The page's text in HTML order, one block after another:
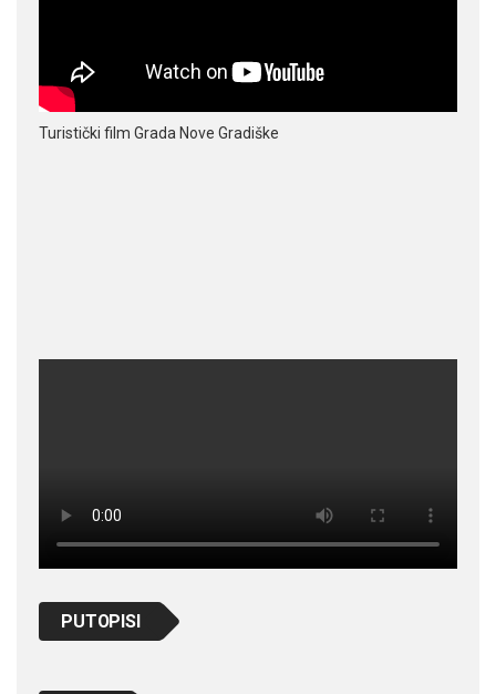
Turistički film Grada Nove Gradiške
PUTOPISI